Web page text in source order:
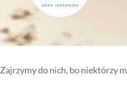
Zajrzymy do nich, bo niektórzy